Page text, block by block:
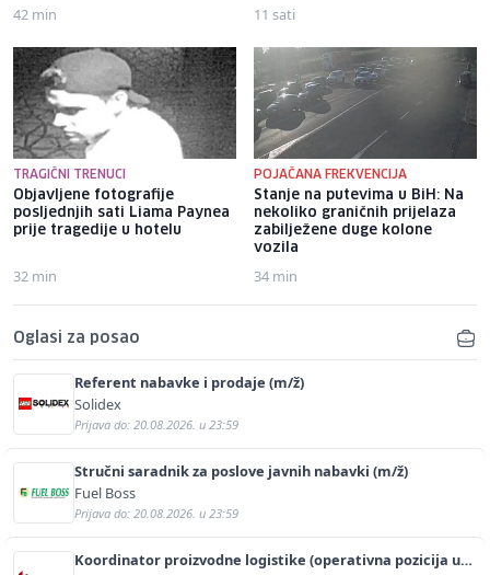
42 min 11 sati
TRAGIČNI TRENUCI
Objavljene fotografije
posljednjih sati Liama ​​Paynea
prije tragedije u hotelu
32 min
POJAČANA FREKVENCIJA
Stanje na putevima u BiH: Na
nekoliko graničnih prijelaza
zabilježene duge kolone
vozila
34 min
Oglasi za posao
Referent nabavke i prodaje (m/ž)
Solidex
Prijava do: 20.08.2026. u 23:59
Stručni saradnik za poslove javnih nabavki (m/ž)
Fuel Boss
Prijava do: 20.08.2026. u 23:59
Koordinator proizvodne logistike (operativna pozicija u